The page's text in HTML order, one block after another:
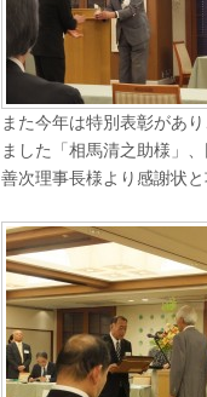
また今年は特別表彰があ
ました「相馬清之助様」
善次理事長様より感謝状